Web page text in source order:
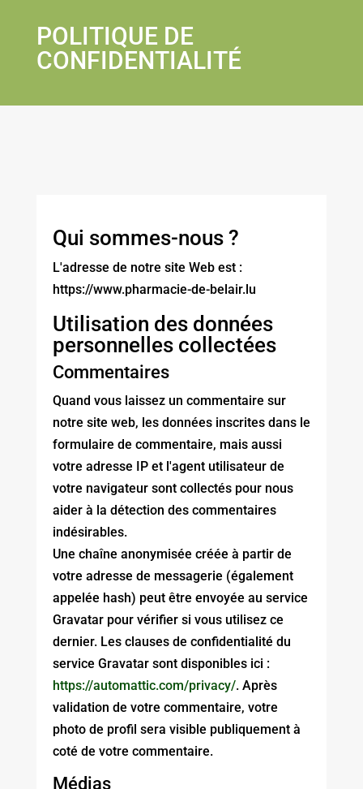
POLITIQUE DE
CONFIDENTIALITÉ
Qui sommes-nous ?
L'adresse de notre site Web est :
https://www.pharmacie-de-belair.lu
Utilisation des données
personnelles collectées
Commentaires
Quand vous laissez un commentaire sur
notre site web, les données inscrites dans le
formulaire de commentaire, mais aussi
votre adresse IP et l'agent utilisateur de
votre navigateur sont collectés pour nous
aider à la détection des commentaires
indésirables.
Une chaîne anonymisée créée à partir de
votre adresse de messagerie (également
appelée hash) peut être envoyée au service
Gravatar pour vérifier si vous utilisez ce
dernier. Les clauses de confidentialité du
service Gravatar sont disponibles ici :
https://automattic.com/privacy/. Après
validation de votre commentaire, votre
photo de profil sera visible publiquement à
coté de votre commentaire.
Médias